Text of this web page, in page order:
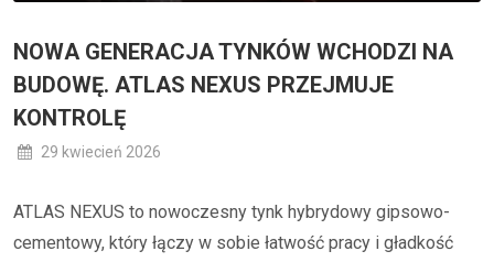
NOWA GENERACJA TYNKÓW WCHODZI NA
BUDOWĘ. ATLAS NEXUS PRZEJMUJE
KONTROLĘ
29 kwiecień 2026
ATLAS NEXUS to nowoczesny tynk hybrydowy gipsowo-
cementowy, który łączy w sobie łatwość pracy i gładkość